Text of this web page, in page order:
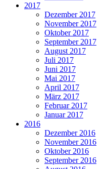
2017
Dezember 2017
November 2017
Oktober 2017
September 2017
August 2017
Juli 2017
Juni 2017
Mai 2017
April 2017
März 2017
Februar 2017
Januar 2017
2016
Dezember 2016
November 2016
Oktober 2016
September 2016